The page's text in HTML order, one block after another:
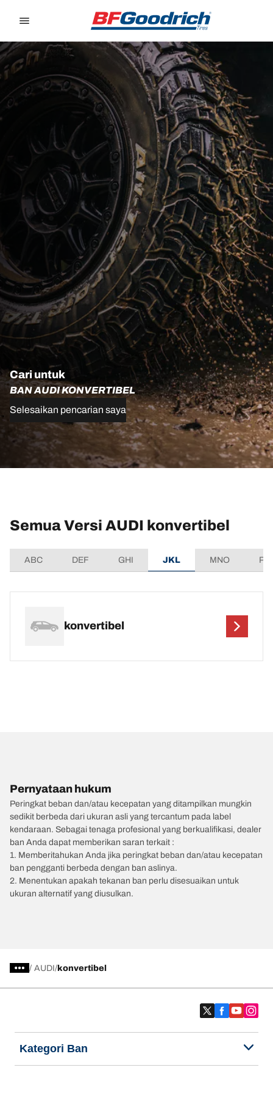
Cari untuk
BAN AUDI KONVERTIBEL
Selesaikan pencarian saya
Semua Versi AUDI konvertibel
ABC DEF GHI JKL MNO
konvertibel
Pernyataan hukum
Peringkat beban dan/atau kecepatan yang ditampilkan mungkin
sedikit berbeda dari ukuran asli yang tercantum pada label
kendaraan. Sebagai tenaga profesional yang berkualifikasi, dealer
ban Anda dapat memberikan saran terkait :
1. Memberitahukan Anda jika peringkat beban dan/atau kecepatan
ban pengganti berbeda dengan ban aslinya.
2. Menentukan apakah tekanan ban perlu disesuaikan untuk
ukuran alternatif yang diusulkan.
/ AUDI konvertibel
Kategori Ban